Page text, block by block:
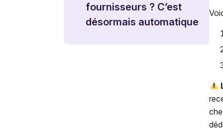
fournisseurs ? C’est
désormais automatique